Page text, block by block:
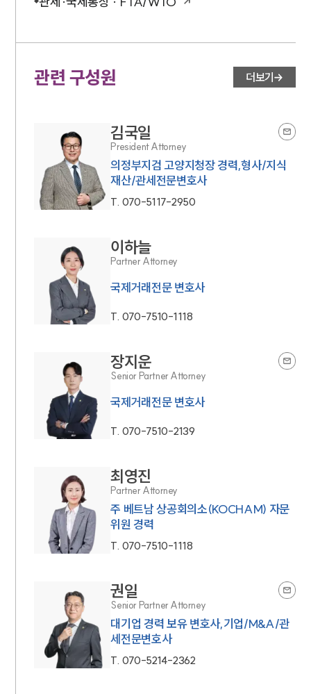
관련 구성원 더보기
김국일
President Attorney
의정부지검 고양지청장 경력,형사/지식
재산/관세전문변호사
T. 070-5117-2950
이하늘
Partner Attorney
국제거래전문 변호사
T. 070-7510-1118
장지운
Senior Partner Attorney
국제거래전문 변호사
T. 070-7510-2139
최영진
Partner Attorney
주 베트남 상공회의소(KOCHAM) 자문
위원 경력
T. 070-7510-1118
권일
Senior Partner Attorney
대기업 경력 보유 변호사,기업/M&A/관
세전문변호사
T. 070-5214-2362